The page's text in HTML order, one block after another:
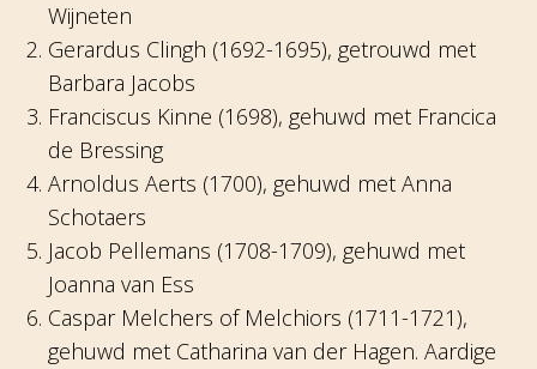
Wijneten
Gerardus Clingh (1692-1695), getrouwd met
Barbara Jacobs
Franciscus Kinne (1698), gehuwd met Francica
de Bressing
Arnoldus Aerts (1700), gehuwd met Anna
Schotaers
Jacob Pellemans (1708-1709), gehuwd met
Joanna van Ess
Caspar Melchers of Melchiors (1711-1721),
gehuwd met Catharina van der Hagen. Aardige